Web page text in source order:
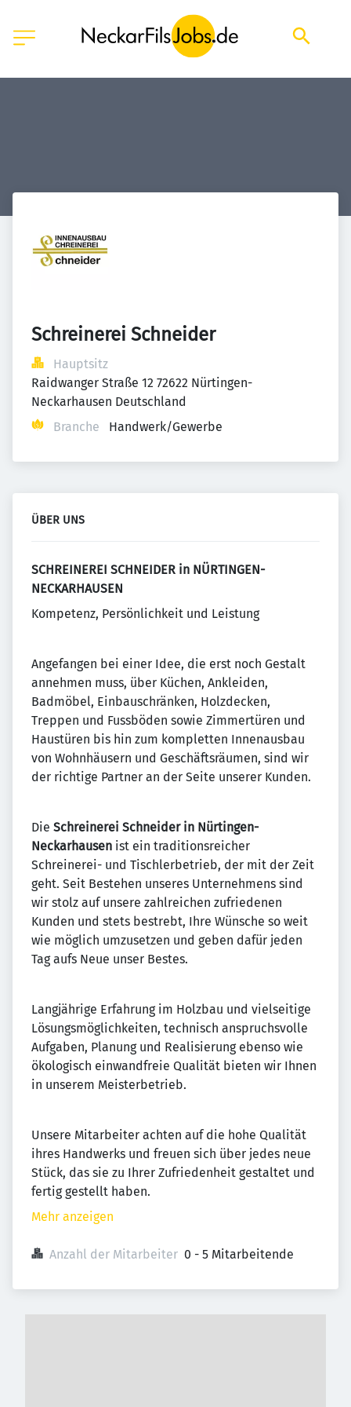
Schreinerei Schneider
Hauptsitz
Raidwanger Straße 12 72622 Nürtingen-
Neckarhausen Deutschland
Branche
Handwerk/Gewerbe
ÜBER UNS
SCHREINEREI SCHNEIDER in NÜRTINGEN-
NECKARHAUSEN
Kompetenz, Persönlichkeit und Leistung
Angefangen bei einer Idee, die erst noch Gestalt
annehmen muss, über Küchen, Ankleiden,
Badmöbel, Einbauschränken, Holzdecken,
Treppen und Fussböden sowie Zimmertüren und
Haustüren bis hin zum kompletten Innenausbau
von Wohnhäusern und Geschäftsräumen, sind wir
der richtige Partner an der Seite unserer Kunden.
Die Schreinerei Schneider in Nürtingen-
Neckarhausen ist ein traditionsreicher
Schreinerei- und Tischlerbetrieb, der mit der Zeit
geht. Seit Bestehen unseres Unternehmens sind
wir stolz auf unsere zahlreichen zufriedenen
Kunden und stets bestrebt, Ihre Wünsche so weit
wie möglich umzusetzen und geben dafür jeden
Tag aufs Neue unser Bestes.
Langjährige Erfahrung im Holzbau und vielseitige
Lösungsmöglichkeiten, technisch anspruchsvolle
Aufgaben, Planung und Realisierung ebenso wie
ökologisch einwandfreie Qualität bieten wir Ihnen
in unserem Meisterbetrieb.
Unsere Mitarbeiter achten auf die hohe Qualität
ihres Handwerks und freuen sich über jedes neue
Stück, das sie zu Ihrer Zufriedenheit gestaltet und
fertig gestellt haben.
Mehr anzeigen
Anzahl der Mitarbeiter 0 - 5 Mitarbeitende